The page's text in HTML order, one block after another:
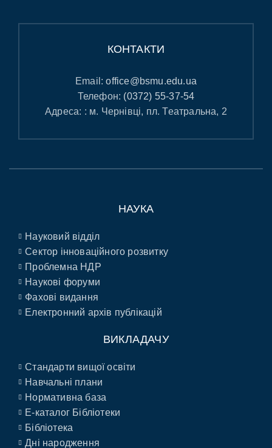
КОНТАКТИ
Email:office@bsmu.edu.ua
Телефон: (0372) 55-37-54
Адреса: : м. Чернівці, пл. Театральна, 2
НАУКА
Науковий відділ
Сектор інноваційного розвитку
Проблемна НДР
Наукові форуми
Фахові видання
Електронний архів публікацій
ВИКЛАДАЧУ
Стандарти вищої освіти
Навчальні плани
Нормативна база
E-каталог Бібліотеки
Бібліотека
Дні народження